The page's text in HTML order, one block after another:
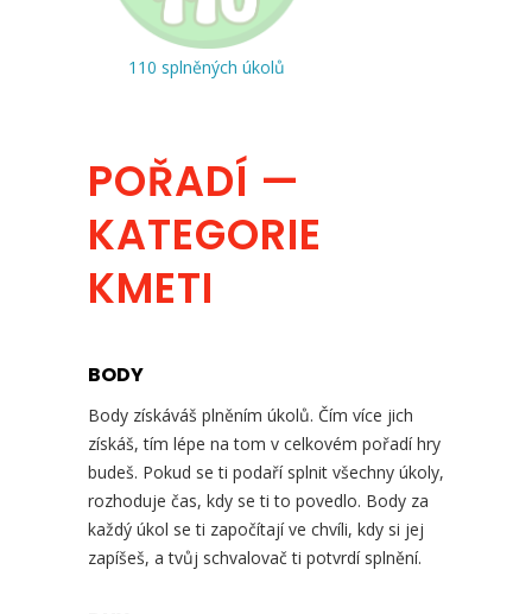
110 splněných úkolů
POŘADÍ —
KATEGORIE
KMETI
BODY
Body získáváš plněním úkolů. Čím více jich
získáš, tím lépe na tom v celkovém pořadí hry
budeš. Pokud se ti podaří splnit všechny úkoly,
rozhoduje čas, kdy se ti to povedlo. Body za
každý úkol se ti započítají ve chvíli, kdy si jej
zapíšeš, a tvůj schvalovač ti potvrdí splnění.